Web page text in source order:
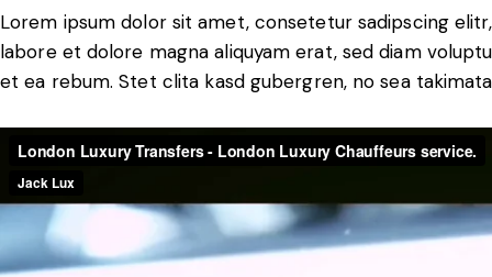
Lorem ipsum dolor sit amet, consetetur sadipscing
labore et dolore magna aliquyam erat, sed diam
et ea rebum. Stet clita kasd gubergren, no sea